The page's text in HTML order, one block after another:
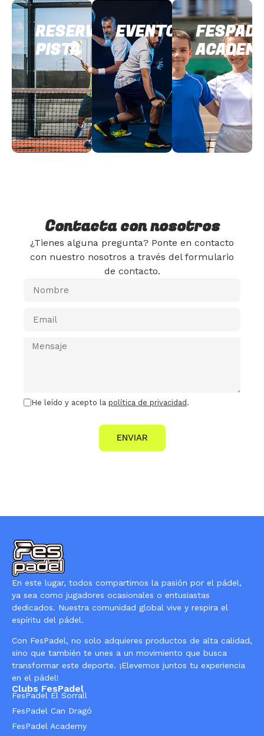
RESERVA
PISTA
EVENTOS
Contacta con nosotros
¿Tienes alguna pregunta? Ponte en contacto
con nuestro nosotros a través del formulario
de contacto.
He leído y acepto la política de privacidad .
ENVIAR
En este lugar, todos compartimos la pasión por el pádel,
ya sea como jugadores ocasionales o entusiastas
dedicados. Nuestra comunidad global vive y respira el
espíritu del pádel.
Con FesPadel, no solo adquieres productos de alta calidad,
sino que también te unes a un movimiento que busca
transformar este deporte. ¡Elevemos juntos tu experiencia
en el pádel!
Clubs FesPadel
FesPadel El Sorrall
FesPadel Can Dragó
FesPadel Academy